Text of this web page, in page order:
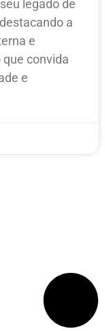
legado de
a
e
convida
e